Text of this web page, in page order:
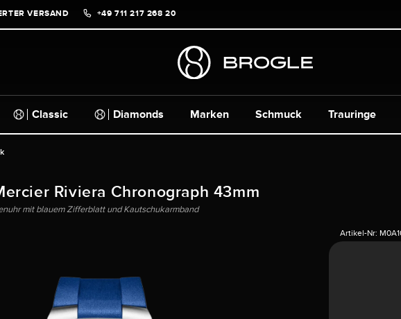
VERSAND +49 711 217 268 20
Classic Diamonds Marken Schmuck Trauringe
Riviera Chronograph 43mm
mit blauem Zifferblatt und Kautschukarmband
Artikel-Nr: